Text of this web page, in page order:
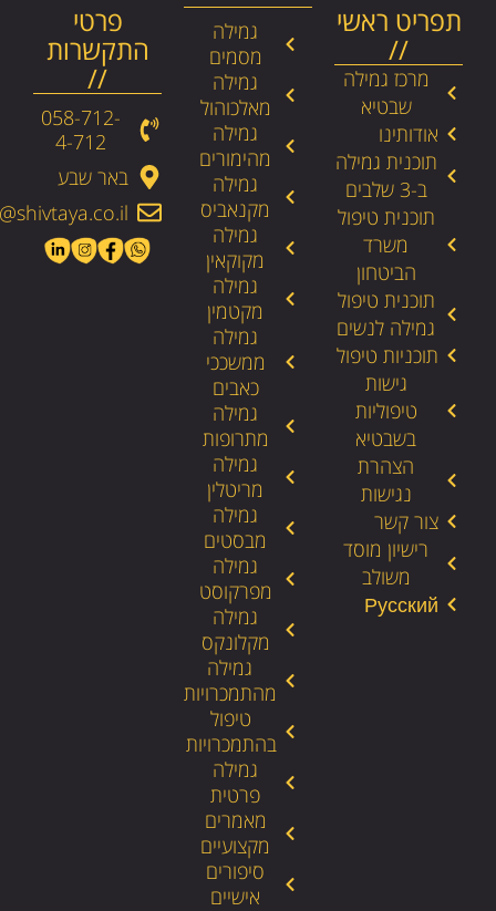
תפריט ראשי
//
מרכז גמילה
שבטיא
אודותינו
תוכנית גמילה
ב-3 שלבים
תוכנית טיפול
משרד
הביטחון
תוכנית טיפול
גמילה לנשים
תוכניות טיפול
גישות
טיפוליות
בשבטיא
הצהרת
נגישות
צור קשר
רישיון מוסד
משולב
גמילה
מסמים
גמילה
מאלכוהול
גמילה
מהימורים
גמילה
מקנאביס
גמילה
מקוקאין
גמילה
מקטמין
גמילה
ממשככי
כאבים
גמילה
מתרופות
גמילה
מריטלין
גמילה
מבסטים
גמילה
מפרקוסט
גמילה
מקלונקס
גמילה
מהתמכרויות
טיפול
בהתמכרויות
גמילה
פרטית
מאמרים
מקצועיים
סיפורים
אישיים
פרטי
התקשרות
//
058-712-
4-712​
באר שבע